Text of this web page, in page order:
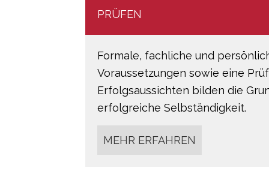
PRÜFEN
Formale, fachliche und
Voraussetzungen sowie eine
Erfolgsaussichten bilden die
erfolgreiche Selbständigkeit.
MEHR ERFAHREN